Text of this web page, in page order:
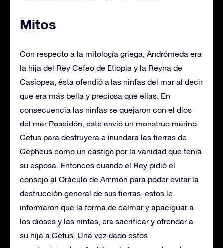
Mitos
Con respecto a la mitología griega, Andrómeda era
la hija del Rey Cefeo de Etiopia y la Reyna de
Casiopea, ésta ofendió a las ninfas del mar al decir
que era más bella y preciosa que ellas. En
consecuencia las ninfas se quejaron con el dios
del mar Poseidón, este envió un monstruo marino,
Cetus para destruyera e inundara las tierras de
Cepheus como un castigo por la vanidad que tenía
su esposa. Entonces cuando el Rey pidió el
consejo al Oráculo de Ammón para poder evitar la
destrucción general de sus tierras, estos le
informaron que la forma de calmar y apaciguar a
los dioses y las ninfas, era sacrificar y ofrendar a
su hija a Cetus. Una vez dado estos